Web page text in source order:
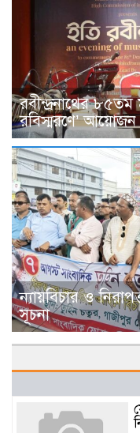
রবীন্দ্রনাথের ৮৫তম
রবিস্মরণে’ আয়োজন
ন্যায়বিচার ও
সূচনা